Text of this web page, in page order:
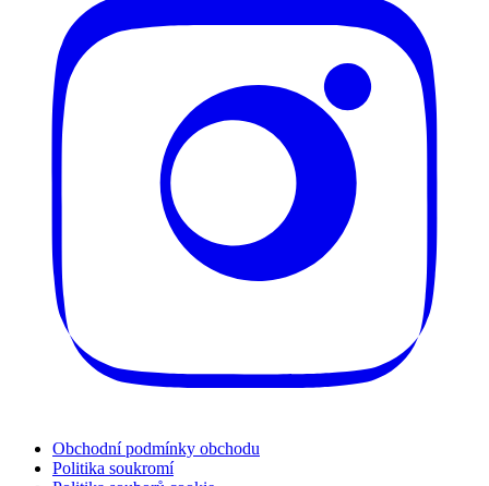
Obchodní podmínky obchodu
Politika soukromí